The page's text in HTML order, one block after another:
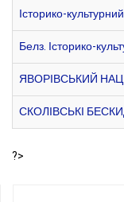
Історико-
Белз. Історико-
ЯВОРІВСЬКИЙ
СКОЛІВСЬКІ
?>